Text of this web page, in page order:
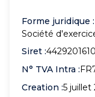
Forme juridique :
Société
Siret :
N° TVA Intra :
Creation :5 juillet